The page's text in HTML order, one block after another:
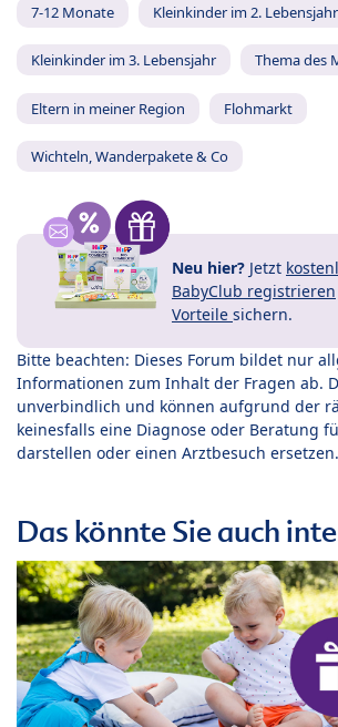
7-12 Monate Kleinkinder im 2. Lebensjahr
Kleinkinder im 3. Lebensjahr Thema des
Eltern in meiner Region Flohmarkt
Wichteln, Wanderpakete & Co
Neu hier? Jetzt
BabyClub registrieren
Vorteile sichern.
Bitte beachten: Dieses Forum bildet nur
Informationen zum Inhalt der Fragen ab.
unverbindlich und können aufgrund der
keinesfalls eine Diagnose oder Beratung
darstellen oder einen Arztbesuch ersetzen.
Das könnte Sie auch